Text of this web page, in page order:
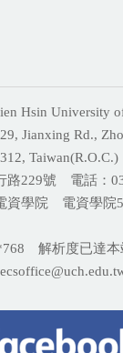
Hsin University
Jianxing Rd.,
Taiwan(R.O.C.)
路229號 電話：
資學院 電資學院
解析度已達本